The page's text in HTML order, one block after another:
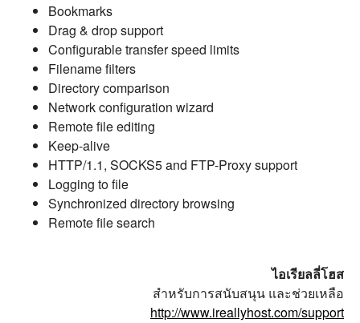
Bookmarks
Drag & drop support
Configurable transfer speed limits
Filename filters
Directory comparison
Network configuration wizard
Remote file editing
Keep-alive
HTTP/1.1, SOCKS5 and FTP-Proxy support
Logging to file
Synchronized directory browsing
Remote file search
ไอเรียลลี่โฮส
สำหรับการสนับสนุน และช่วยเหลือ
http://www.ireallyhost.com/support